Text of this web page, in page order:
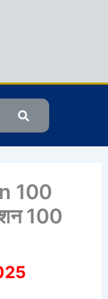
100
100